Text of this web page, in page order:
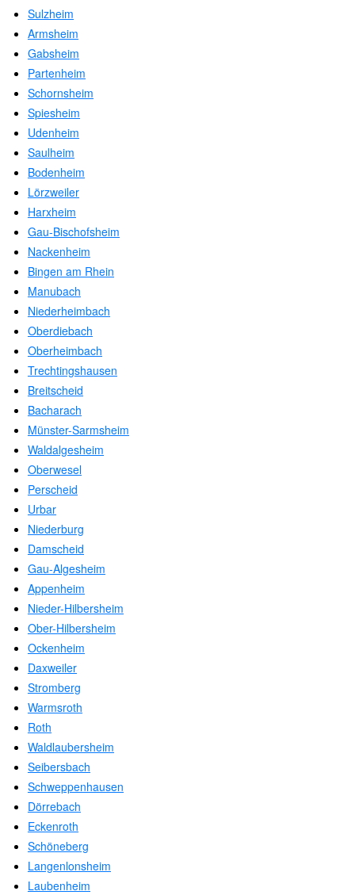
Sulzheim
Armsheim
Gabsheim
Partenheim
Schornsheim
Spiesheim
Udenheim
Saulheim
Bodenheim
Lörzweiler
Harxheim
Gau-Bischofsheim
Nackenheim
Bingen am Rhein
Manubach
Niederheimbach
Oberdiebach
Oberheimbach
Trechtingshausen
Breitscheid
Bacharach
Münster-Sarmsheim
Waldalgesheim
Oberwesel
Perscheid
Urbar
Niederburg
Damscheid
Gau-Algesheim
Appenheim
Nieder-Hilbersheim
Ober-Hilbersheim
Ockenheim
Daxweiler
Stromberg
Warmsroth
Roth
Waldlaubersheim
Seibersbach
Schweppenhausen
Dörrebach
Eckenroth
Schöneberg
Langenlonsheim
Laubenheim